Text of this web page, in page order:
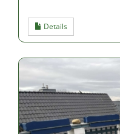
Details